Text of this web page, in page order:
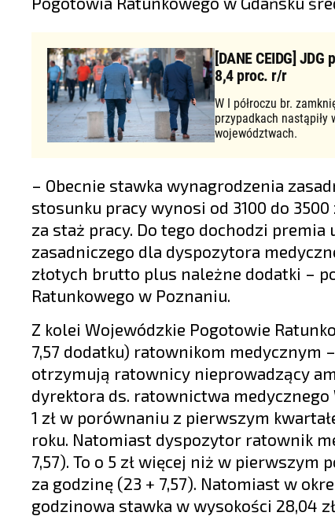
[DANE CEIDG]
8,4 proc. r/r
W I półroczu br.
przypadkach nastąpiły
województwach.
– Obecnie stawka wynagrodzenia
stosunku pracy wynosi od 3100 do
za staż pracy. Do tego dochodzi
zasadniczego dla dyspozytora
złotych brutto plus należne dodatki –
Ratunkowego w Poznaniu.
Z kolei Wojewódzkie Pogotowie
7,57 dodatku) ratownikom medycznym
otrzymują ratownicy nieprowadzący
dyrektora ds. ratownictwa
1 zł w porównaniu z pierwszym
roku. Natomiast dyspozytor ratownik
7,57). To o 5 zł więcej niż w pierwszym
za godzinę (23 + 7,57). Natomiast w
godzinowa stawka w wysokości 28,04